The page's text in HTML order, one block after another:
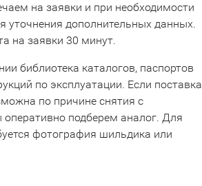
на заявки и при необходимости
уточнения дополнительных данных.
на заявки 30 минут.
библиотека каталогов, паспортов
по эксплуатации. Если поставка
по причине снятия с
оперативно подберем аналог. Для
фотография шильдика или